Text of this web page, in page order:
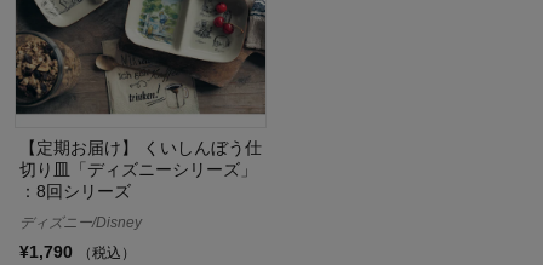
【定期お届け】 くいしんぼう仕
切り皿「ディズニーシリーズ」
：8回シリーズ
ディズニー/Disney
¥1,790
（税込）